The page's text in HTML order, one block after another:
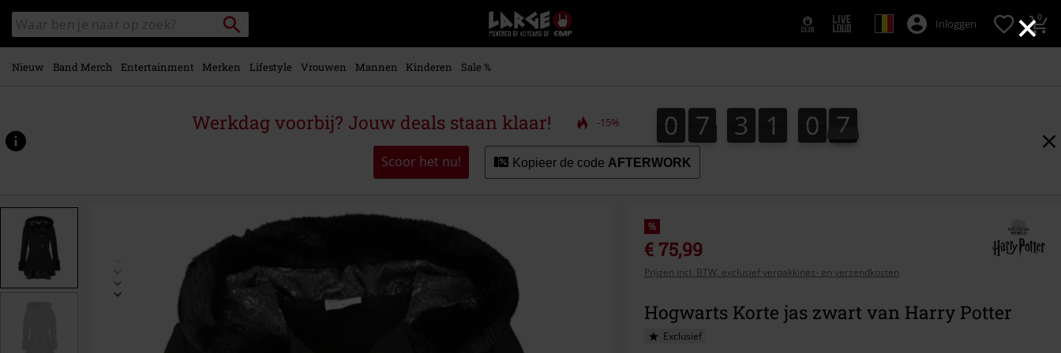
×
naar
hoofdinhoud
Zoek
in
catalogus
Packstation
zoeken
Large
–
Muziek-,
+
kleding
Inloggen 0
Nieuw Band Merch Entertainment Merken Lifestyle Vrouwen Mannen Kinderen Sale %
Werkdag voorbij? Jouw deals staan klaar! -15% 0
0 7
7 3
3 1
1 0
1
0 5
6
5
7
6
Scoor het nu! Kopieer de code AFTERWORK
www.large.be/p/hogwarts/556197.html
%
€ 75,99
Prijzen incl. BTW, exclusief verpakkings- en verzendkosten
Hogwarts Korte jas zwart van Harry Potter
Exclusief